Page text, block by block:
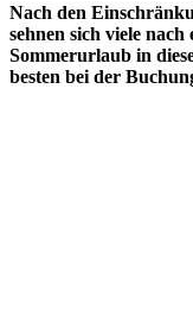
Nach den
sehnen sich viele
Sommerurlaub in
besten bei der